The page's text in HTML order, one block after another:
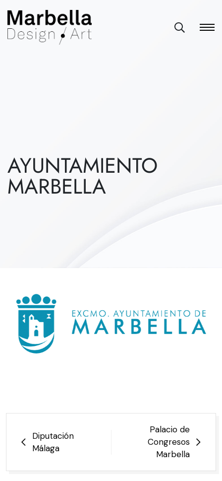
AYUNTAMIENTO
MARBELLA
NAVEGACIÓN
DE
ENTRADAS
Diputación
Málaga
Palacio de
Congresos
Marbella